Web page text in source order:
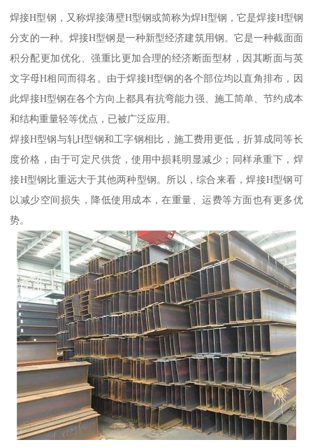
焊接H型钢，又称焊接薄壁H型钢或简称为焊H型钢，它是焊接H型钢
分支的一种。焊接H型钢是一种新型经济建筑用钢。它是一种截面面
积分配更加优化、强重比更加合理的经济断面型材，因其断面与英
文字母H相同而得名。由于焊接H型钢的各个部位均以直角排布，因
此焊接H型钢在各个方向上都具有抗弯能力强、施工简单、节约成本
和结构重量轻等优点，已被广泛应用。
焊接H型钢与轧H型钢和工字钢相比，施工费用更低，折算成同等长
度价格，由于可定尺供货，使用中损耗明显减少；同样承重下，焊
接H型钢比重远大于其他两种型钢。所以，综合来看，焊接H型钢可
以减少空间损失，降低使用成本，在重量、运费等方面也有更多优
势。